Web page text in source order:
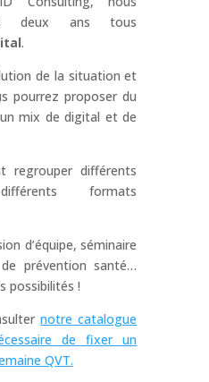
deux ans tous
.
de la situation et
pourrez proposer du
mix de digital et de
regrouper différents
formats
d’équipe, séminaire
prévention santé…
possibilités !
notre catalogue
de fixer un
QVT.